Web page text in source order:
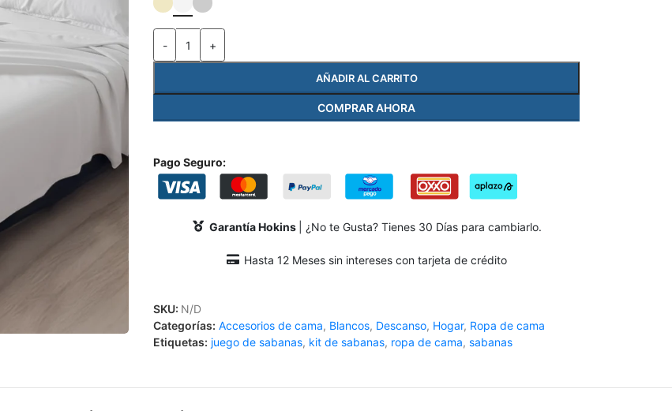
- +
AÑADIR AL CARRITO
COMPRAR AHORA
Pago Seguro:
Garantía Hokins | ¿No te Gusta? Tienes 30 Días para cambiarlo.
Hasta 12 Meses sin intereses con tarjeta de crédito
SKU: N/D
Categorías: Accesorios de cama, Blancos, Descanso, Hogar, Ropa de cama
Etiquetas: juego de sabanas, kit de sabanas, ropa de cama, sabanas